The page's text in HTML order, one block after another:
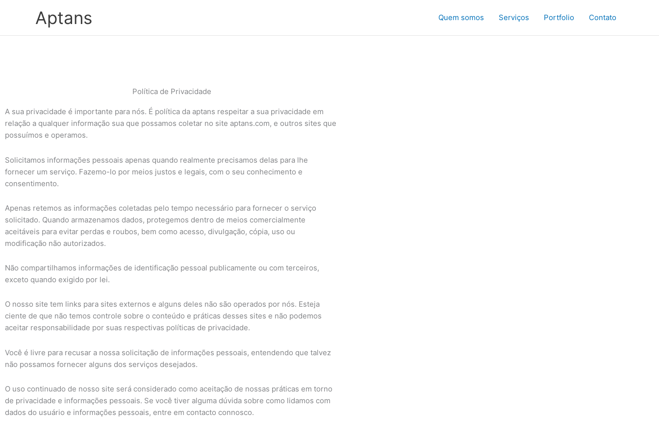
Aptans Quem somos Serviços Portfolio Contato
Política de Privacidade
A sua privacidade é importante para nós. É política da aptans respeitar a sua privacidade em
relação a qualquer informação sua que possamos coletar no site aptans.com, e outros sites que
possuímos e operamos.
Solicitamos informações pessoais apenas quando realmente precisamos delas para lhe
fornecer um serviço. Fazemo-lo por meios justos e legais, com o seu conhecimento e
consentimento.
Apenas retemos as informações coletadas pelo tempo necessário para fornecer o serviço
solicitado. Quando armazenamos dados, protegemos dentro de meios comercialmente
aceitáveis ​​para evitar perdas e roubos, bem como acesso, divulgação, cópia, uso ou
modificação não autorizados.
Não compartilhamos informações de identificação pessoal publicamente ou com terceiros,
exceto quando exigido por lei.
O nosso site tem links para sites externos e alguns deles não são operados por nós. Esteja
ciente de que não temos controle sobre o conteúdo e práticas desses sites e não podemos
aceitar responsabilidade por suas respectivas políticas de privacidade.
Você é livre para recusar a nossa solicitação de informações pessoais, entendendo que talvez
não possamos fornecer alguns dos serviços desejados.
O uso continuado de nosso site será considerado como aceitação de nossas práticas em torno
de privacidade e informações pessoais. Se você tiver alguma dúvida sobre como lidamos com
dados do usuário e informações pessoais, entre em contacto connosco.